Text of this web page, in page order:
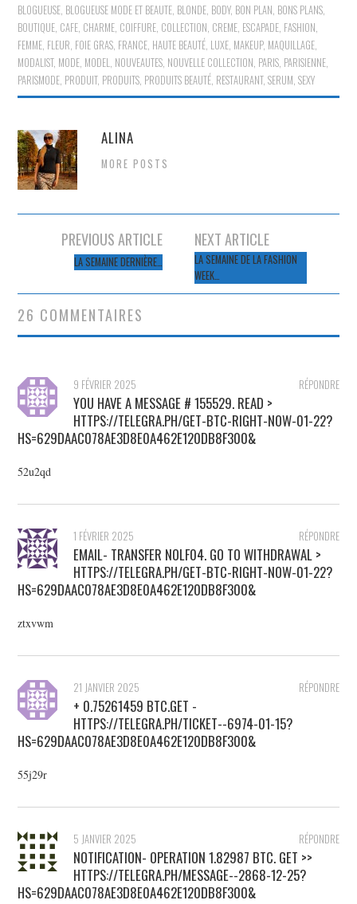
BLOGUEUSE, BLOGUEUSE MODE ET BEAUTE, BLONDE, BODY, BON PLAN, BONS PLANS,
BOUTIQUE, CAFE, CHARME, COIFFURE, COLLECTION, CREME, ESCAPADE, FASHION,
FEMME, FLEUR, FOIE GRAS, FRANCE, HAUTE BEAUTÉ, LUXE, MAKEUP, MAQUILLAGE,
MODALIST, MODE, MODEL, NOUVEAUTES, NOUVELLE COLLECTION, PARIS, PARISIENNE,
PARISMODE, PRODUIT, PRODUITS, PRODUITS BEAUTÉ, RESTAURANT,SERUM,SEXY
ALINA
MORE POSTS
Navigation
articles
PREVIOUS ARTICLE
LA SEMAINE DERNIÈRE…
NEXT ARTICLE
LA SEMAINE DE LA FASHION
WEEK…
26 COMMENTAIRES
RÉPONDRE
9 FÉVRIER 2025
YOU HAVE A MESSAGE # 155529. READ >
HTTPS://TELEGRA.PH/GET-BTC-RIGHT-NOW-01-22?
HS=629DAAC078AE3D8E0A462E120DB8F300&
52u2qd
RÉPONDRE
1 FÉVRIER 2025
EMAIL- TRANSFER NOLF04. GO TO WITHDRAWAL >
HTTPS://TELEGRA.PH/GET-BTC-RIGHT-NOW-01-22?
HS=629DAAC078AE3D8E0A462E120DB8F300&
ztxvwm
RÉPONDRE
21 JANVIER 2025
+ 0.75261459 BTC.GET -
HTTPS://TELEGRA.PH/TICKET--6974-01-15?
HS=629DAAC078AE3D8E0A462E120DB8F300&
55j29r
RÉPONDRE
5 JANVIER 2025
NOTIFICATION- OPERATION 1.82987 BTC. GET >>
HTTPS://TELEGRA.PH/MESSAGE--2868-12-25?
HS=629DAAC078AE3D8E0A462E120DB8F300&